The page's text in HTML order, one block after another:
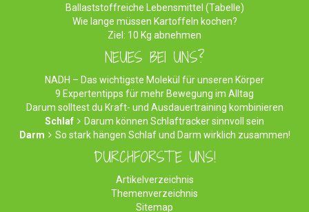
Ballaststoffreiche Lebensmittel (Tabelle)
Wie lange müssen Kartoffeln kochen?
Ziel: 10 Kg abnehmen
NEUES BEI UNS?
NADH – Das wichtigste Molekül für unseren Körper
9 Expertentipps für mehr Bewegung im Alltag
Darum solltest du Kraft- und Ausdauertraining kombinieren
Schlaf
Darum können Schlaftracker sinnvoll sein
Darm
So stark hängen Schlaf und Darm wirklich zusammen!
DURCHFORSTE UNS!
Artikelverzeichnis
Themenverzeichnis
Sitemap